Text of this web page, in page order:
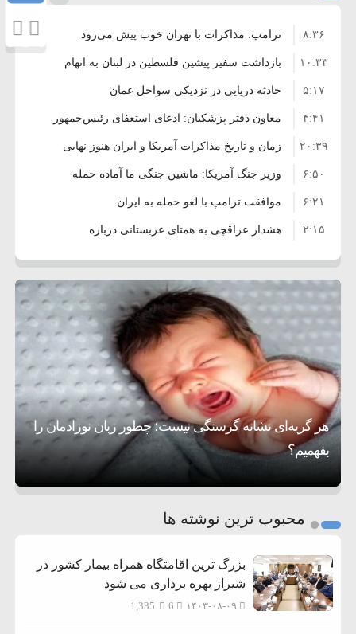
ترامپ: مذاکرات با تهران خوب پیش می‌رود ۸:۳۶
بازداشت سفیر پیشین فلسطین در لبنان به اتهام
فساد و اختلاس اموال
۱۰:۳۳
حادثه دریایی در نزدیکی سواحل عمان ۵:۱۷
معاون دفتر پزشکیان: ادعای استعفای رئیس‌جمهور
واهی و کذب محض است
۴:۴۱
زمان و تاریخ مذاکرات آمریکا و ایران هنوز نهایی
نشده است
۲۰:۳۹
وزیر جنگ آمریکا: ماشین جنگی ما آماده حمله
نظامی علیه ایران است
۶:۵۰
موافقت ترامپ با لغو حمله به ایران ۶:۲۱
هشدار عراقچی به همتای عربستانی درباره
همراهی با آمریکا
۲:۱۵
مقام ارشد امنیتی: برنامه گسترده‌ای برای پاسخ به
دیوانگی آمریکا داریم
۷:۱۰
ترامپ دستور حملات جدید علیه ایران را صادر کرد ۵:۴۵
سپاه: دو نفتکش متخلف مورد اصابت قرار گرفته
و متوقف شدند
۱۲:۵۹
ترامپ مدعی توافق تاریخی برای خلع سلاح کامل
حماس شد
۸:۵۷
اعتراض عراقچی به همتای بلغارستانی به دلیل
کمک به آمریکا در حملات به ایران
۱۶:۱۹
کشورهایی که به متجاوزان کمک می کنند پاسخ
سختی خواهند گرفت
۱۰:۱۵
سنتکام پایان تجاوز جدید به ایران را اعلام کرد ۶:۰۵
هر گریه‌ای نشانه گرسنگی نیست؛ چطور زبان نوزادمان را
بفهمیم؟
تغذیه پدر می‌تواند بر سلامت نوزاد تأثیر بگذارد
روی دیگر زندگی
3
محبوب ترین نوشته ها
بزرگ ترین اقامتگاه همراه بیمار کشور در
شیراز بهره برداری می شود
۱۴۰۳-۰۸-۰۹ 1,335